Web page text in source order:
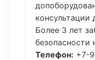
Более 3 лет
безопасности
Телефон: +7-